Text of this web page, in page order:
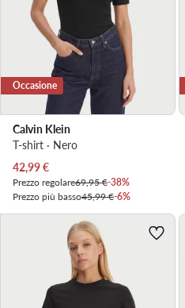
Occasione
Calvin Klein
T-shirt · Nero
Prezzo attuale
42,99€
Prezzo regolare69,95 €-38%
Prezzo più basso45,99 €-6%